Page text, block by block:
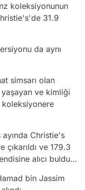
koleksiyonunun
31.9
da aynı
simsarı olan
ve kimliği
koleksiyonere
ayında Christie's
ve 179.3
alıcı buldu…
bin Jassim